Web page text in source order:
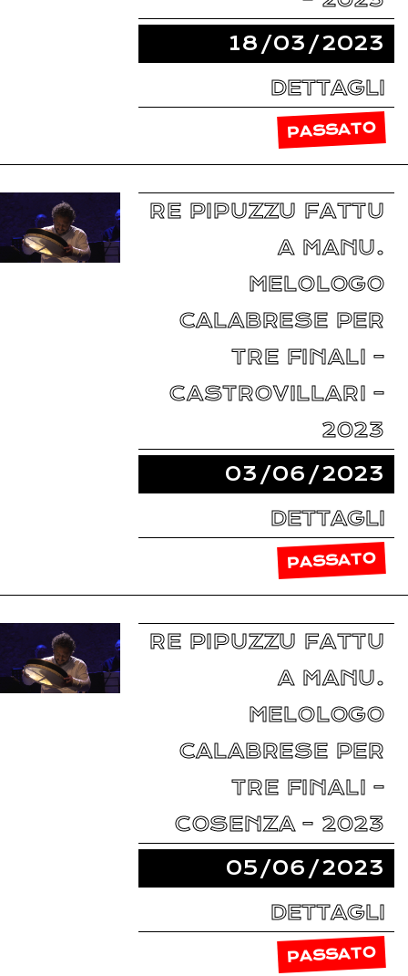
18/03/2023
DETTAGLI
PASSATO
RE PIPUZZU FATTU
A MANU.
MELOLOGO
CALABRESE PER
TRE FINALI –
CASTROVILLARI –
2023
03/06/2023
DETTAGLI
PASSATO
RE PIPUZZU FATTU
A MANU.
MELOLOGO
CALABRESE PER
TRE FINALI –
COSENZA – 2023
05/06/2023
DETTAGLI
PASSATO